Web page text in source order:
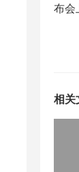
布会
相关